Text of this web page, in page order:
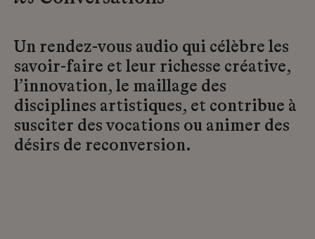
Un rendez-vous audio qui célèbre les
savoir-faire et leur richesse créative,
l’innovation, le maillage des
disciplines artistiques, et contribue à
susciter des vocations ou animer des
désirs de reconversion.